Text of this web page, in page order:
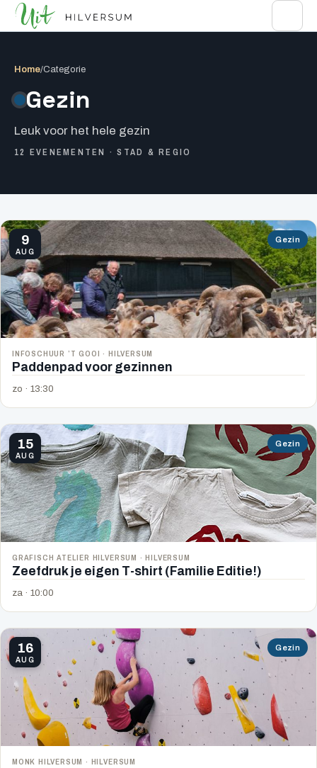
Home/Categorie
Gezin
Leuk voor het hele gezin
12 EVENEMENTEN · STAD & REGIO
9
AUG
Gezin
INFOSCHUUR ’T GOOI · HILVERSUM
Paddenpad voor gezinnen
zo · 13:30
15
AUG
Gezin
GRAFISCH ATELIER HILVERSUM · HILVERSUM
Zeefdruk je eigen T-shirt (Familie Editie!)
za · 10:00
16
AUG
Gezin
MONK HILVERSUM · HILVERSUM